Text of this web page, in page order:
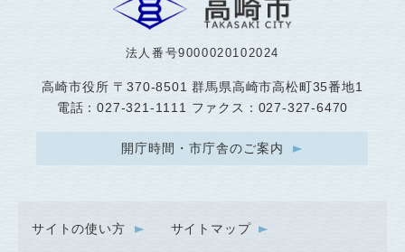
法人番号9000020102024
高崎市役所 〒370-8501 群馬県高崎市高松町35番地1
電話：027-321-1111 ファクス：027-327-6470
開庁時間・市庁舎のご案内
サイトの使い方 サイトマップ